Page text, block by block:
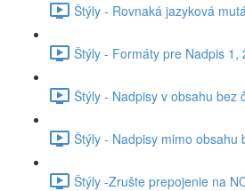
Štýly - Rovnaká jazyková
Štýly - Formáty pre Nadpis 1,
Štýly - Nadpisy v obsahu bez
Štýly - Nadpisy mimo obsahu
Štýly -Zrušte prepojenie na